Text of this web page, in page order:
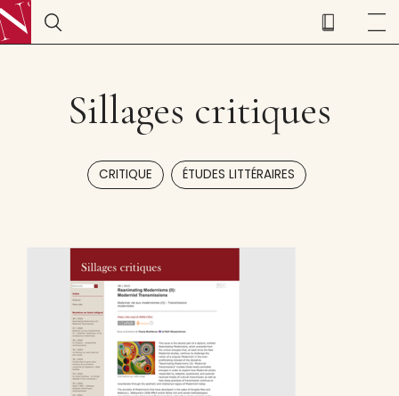
Sillages critiques
CRITIQUE , ÉTUDES LITTÉRAIRES